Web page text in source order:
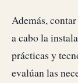
Además,
a cabo la
prácticas y
evalúan las